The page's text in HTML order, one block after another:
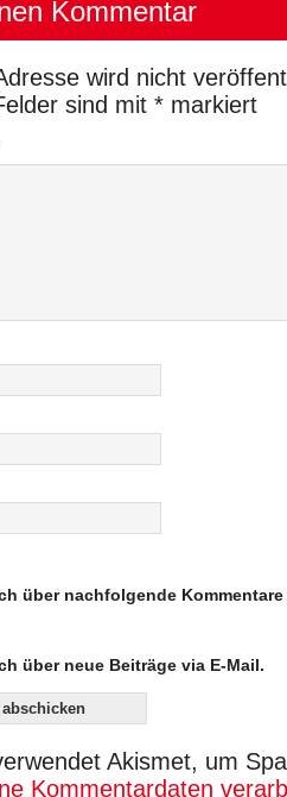
Kommentar
wird nicht
sind mit * markiert
über nachfolgende Kommentare
über neue Beiträge via E-Mail.
Akismet, um
Kommentardaten